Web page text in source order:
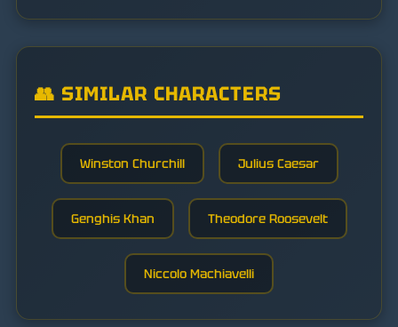
👥 SIMILAR CHARACTERS
Winston Churchill Julius Caesar
Genghis Khan Theodore Roosevelt
Niccolo Machiavelli